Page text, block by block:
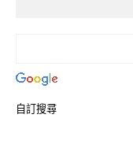
自訂搜尋